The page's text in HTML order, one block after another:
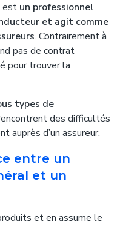
est un professionnel
et agit comme
. Contrairement à
pas de contrat
pour trouver la
types de
des difficultés
auprès d’un assureur.
entre un
et un
et en assume le